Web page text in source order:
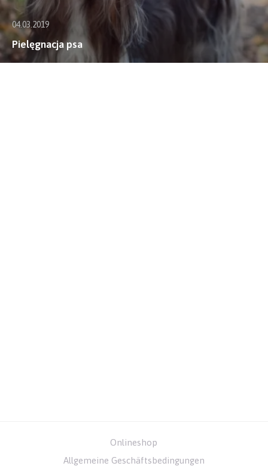
04.03.2019
Pielęgnacja psa
Onlineshop
Allgemeine Geschäftsbedingungen